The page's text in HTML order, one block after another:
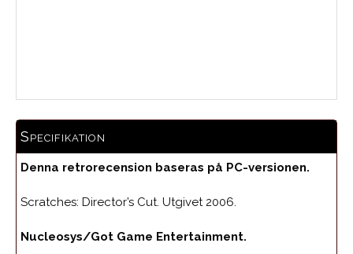
Specifikation
Denna retrorecension baseras på PC-versionen.
Scratches: Director’s Cut. Utgivet 2006.
Nucleosys/Got Game Entertainment.